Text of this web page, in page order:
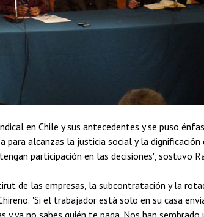
en Chile y sus antecedentes y se puso
alcanzas la justicia social y la
participación en las decisiones", sostuvo
de las empresas, la subcontratación y la
"Si el trabajador está solo en su casa